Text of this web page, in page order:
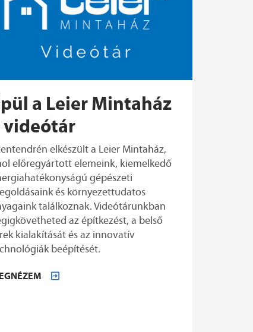
a Leier Mintaház
videótár
elkészült a Leier Mintaház,
előregyártott elemeink, kiemelkedő
gépészeti
és környezettudatos
találkoznak. Videótárunkban
az építkezést, a belső
kialakítását és az innovatív
beépítését.